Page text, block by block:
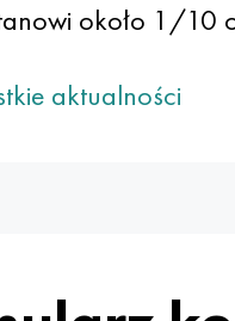
około 1/10
aktualności